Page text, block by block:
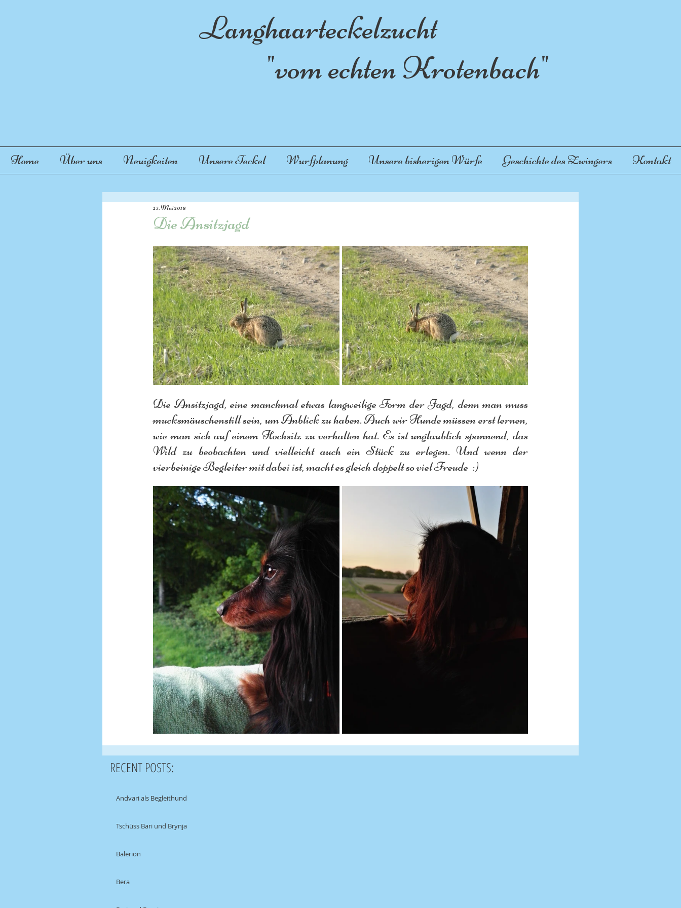
Langhaarteckelzucht
"vom echten Krotenbach"
Home Über uns Neuigkeiten Unsere Teckel Wurfplanung Unsere bisherigen Würfe Geschichte des Zwingers Kontakt
Die Ansitzjagd
23. Mai 2018
Die Ansitzjagd, eine manchmal etwas langweilige Form der Jagd, denn man muss
mucksmäuschenstill sein, um Anblick zu haben. Auch wir Hunde müssen erst lernen,
wie man sich auf einem Hochsitz zu verhalten hat. Es ist unglaublich spannend, das
Wild zu beobachten und vielleicht auch ein Stück zu erlegen. Und wenn der
vierbeinige Begleiter mit dabei ist, macht es gleich doppelt so viel Freude  :)
RECENT POSTS:
Andvari als Begleithund
Tschüss Bari und Brynja
Balerion
Bera